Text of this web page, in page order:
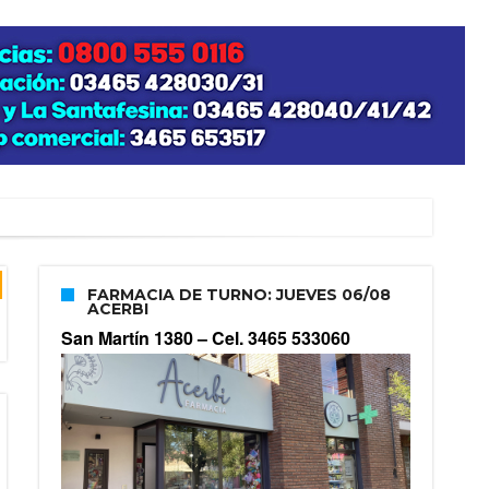
FARMACIA DE TURNO: JUEVES 06/08
ACERBI
San Martín 1380 –Cel. 3465 533060